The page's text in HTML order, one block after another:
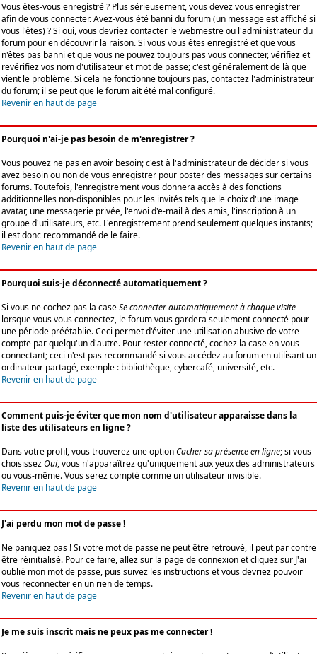
Vous êtes-vous enregistré ? Plus sérieusement, vous devez vous enregistrer
afin de vous connecter. Avez-vous été banni du forum (un message est affiché si
vous l'êtes) ? Si oui, vous devriez contacter le webmestre ou l'administrateur du
forum pour en découvrir la raison. Si vous vous êtes enregistré et que vous
n'êtes pas banni et que vous ne pouvez toujours pas vous connecter, vérifiez et
revérifiez vos nom d'utilisateur et mot de passe; c'est généralement de là que
vient le problème. Si cela ne fonctionne toujours pas, contactez l'administrateur
du forum; il se peut que le forum ait été mal configuré.
Revenir en haut de page
Pourquoi n'ai-je pas besoin de m'enregistrer ?
Vous pouvez ne pas en avoir besoin; c'est à l'administrateur de décider si vous
avez besoin ou non de vous enregistrer pour poster des messages sur certains
forums. Toutefois, l'enregistrement vous donnera accès à des fonctions
additionnelles non-disponibles pour les invités tels que le choix d'une image
avatar, une messagerie privée, l'envoi d'e-mail à des amis, l'inscription à un
groupe d'utilisateurs, etc. L'enregistrement prend seulement quelques instants;
il est donc recommandé de le faire.
Revenir en haut de page
Pourquoi suis-je déconnecté automatiquement ?
Si vous ne cochez pas la caseSe connecter automatiquement à chaque visite
lorsque vous vous connectez, le forum vous gardera seulement connecté pour
une période préétablie. Ceci permet d'éviter une utilisation abusive de votre
compte par quelqu'un d'autre. Pour rester connecté, cochez la case en vous
connectant; ceci n'est pas recommandé si vous accédez au forum en utilisant un
ordinateur partagé, exemple : bibliothèque, cybercafé, université, etc.
Revenir en haut de page
Comment puis-je éviter que mon nom d'utilisateur apparaisse dans la
liste des utilisateurs en ligne ?
Dans votre profil, vous trouverez une optionCacher sa présence en ligne; si vous
choisissezOui, vous n'apparaîtrez qu'uniquement aux yeux des administrateurs
ou vous-même. Vous serez compté comme un utilisateur invisible.
Revenir en haut de page
J'ai perdu mon mot de passe !
Ne paniquez pas ! Si votre mot de passe ne peut être retrouvé, il peut par contre
être réinitialisé. Pour ce faire, allez sur la page de connexion et cliquez sur J'ai
oublié mon mot de passe, puis suivez les instructions et vous devriez pouvoir
vous reconnecter en un rien de temps.
Revenir en haut de page
Je me suis inscrit mais ne peux pas me connecter !